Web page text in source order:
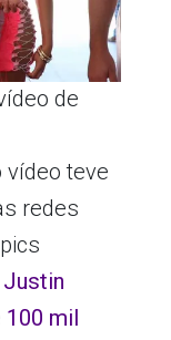
de
vídeo teve
redes
Justin
100 mil